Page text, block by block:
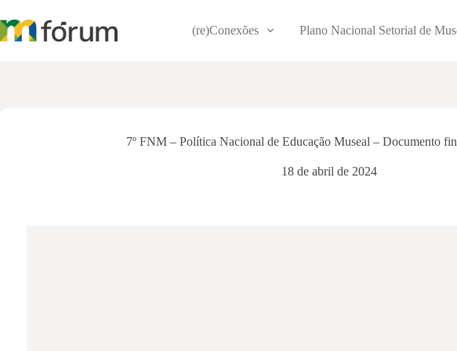
para
o
(re)Conexões Plano Nacional Setorial de
7º FNM – Política Nacional de Educação Museal – Documento
18 de abril de 2024